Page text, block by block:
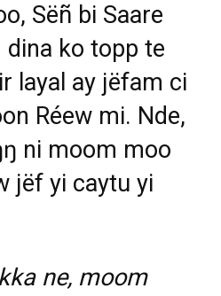
Sëñ bi Saare
dina ko topp te
layal ay jëfam ci
Réew mi. Nde,
ni moom moo
jëf yi caytu yi
ne, moom